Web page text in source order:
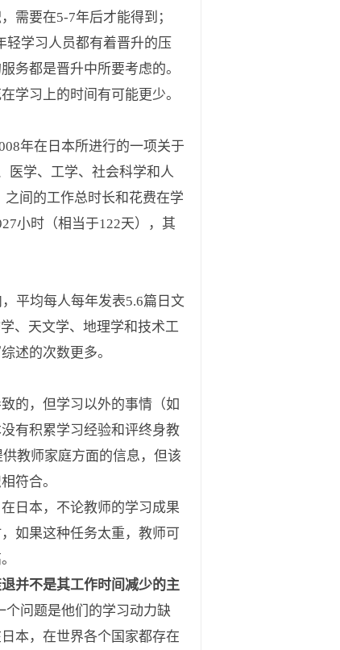
需要在5-7年后才能得到；
轻学习人员都有着晋升的压
务都是晋升中所要考虑的。
学习上的时间有可能更少。
年在日本所进行的一项关于
医学、工学、社会科学和人
间的工作总时长和花费在学
小时（相当于122天），其
平均每人每年发表5.6篇日文
、天文学、地理学和技术工
述的次数更多。
的，但学习以外的事情（如
有积累学习经验和评终身教
教师家庭方面的信息，但该
符合。
日本，不论教师的学习成果
如果这种任务太重，教师可
并不是其工作时间减少的主
问题是他们的学习动力缺
本，在世界各个国家都存在